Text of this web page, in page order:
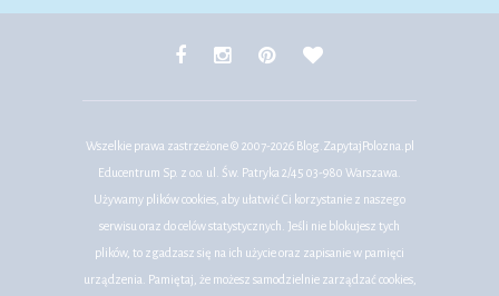
Wszelkie prawa zastrzeżone © 2007-2026 Blog.ZapytajPolozna.pl
Educentrum Sp. z o.o. ul. Św. Patryka 2/45 03-980 Warszawa.
Używamy plików cookies, aby ułatwić Ci korzystanie z naszego
serwisu oraz do celów statystycznych. Jeśli nie blokujesz tych
plików, to zgadzasz się na ich użycie oraz zapisanie w pamięci
urządzenia. Pamiętaj, że możesz samodzielnie zarządzać cookies,